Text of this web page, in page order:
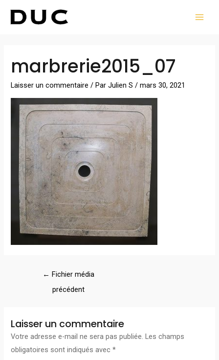
marbrerie2015_07
Laisser un commentaire / ParJulien S/mars 30, 2021
des
← Fichier média
précédent
Laisser un commentaire
Votre adresse e-mail ne sera pas publiée. Les champs
obligatoires sont indiqués avec*